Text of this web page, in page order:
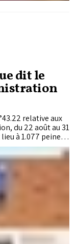
dit le
relative aux
du 22 août au 31
à 1.077 peines
d'exécution
2025 de la
et à la
la première
des années.
d'intérêt
demeure
d'exécution et
posant la
terme.